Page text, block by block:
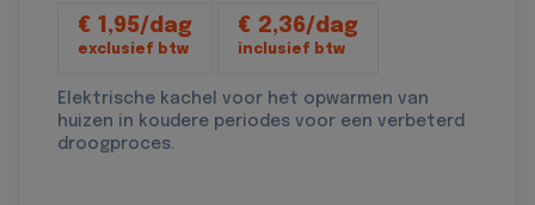
€ 1,95/dag
exclusief btw
€ 2,36/dag
inclusief btw
Elektrische kachel voor het opwarmen van
huizen in koudere periodes voor een verbeterd
droogproces.